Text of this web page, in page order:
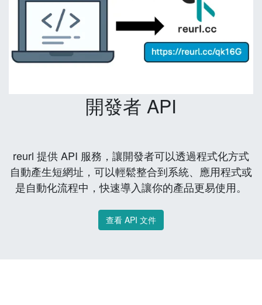
開發者 API
reurl 提供 API 服務，讓開發者可以透過程式化方式
自動產生短網址，可以輕鬆整合到系統、應用程式或
是自動化流程中，快速導入讓你的產品更易使用。
查看 API 文件